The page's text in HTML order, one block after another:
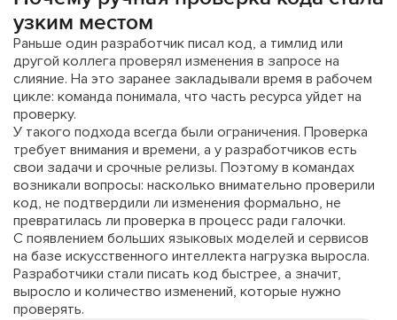
узким местом
Раньше один разработчик писал код, а тимлид или
другой коллега проверял изменения в запросе на
слияние. На это заранее закладывали время в рабочем
цикле: команда понимала, что часть ресурса уйдет на
проверку.
У такого подхода всегда были ограничения. Проверка
требует внимания и времени, а у разработчиков есть
свои задачи и срочные релизы. Поэтому в командах
возникали вопросы: насколько внимательно проверили
код, не подтвердили ли изменения формально, не
превратилась ли проверка в процесс ради галочки.
С появлением больших языковых моделей и сервисов
на базе искусственного интеллекта нагрузка выросла.
Разработчики стали писать код быстрее, а значит,
выросло и количество изменений, которые нужно
проверять.